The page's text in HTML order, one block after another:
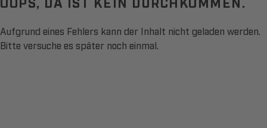
Aufgrund eines Fehlers kann der Inhalt nicht geladen werden.
Bitte versuche es später noch einmal.